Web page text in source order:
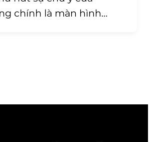
chính là màn hình…